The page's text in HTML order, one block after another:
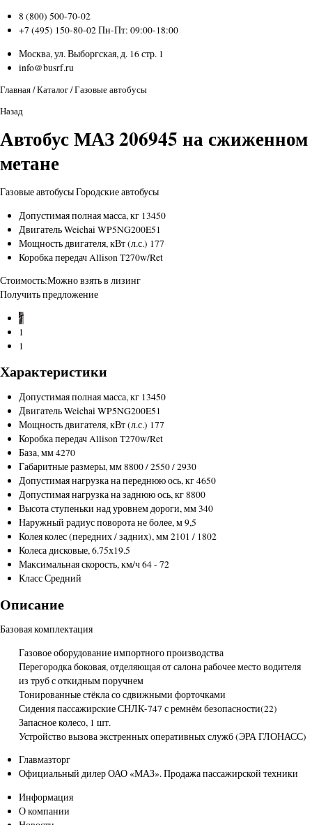
8 (800) 500-70-02
+7 (495) 150-80-02Пн-Пт: 09:00-18:00
Москва, ул. Выборгская, д. 16 стр. 1
info@busrf.ru
Главная/Каталог/Газовые автобусы
Назад
Автобус МАЗ 206945 на сжиженном
метане
Газовые автобусыГородские автобусы
Допустимая полная масса, кг 13450
ДвигательWeichai WP5NG200E51
Мощность двигателя, кВт (л.с.) 177
Коробка передач Allison T270w/Ret
Стоимость:Можно взять в лизинг
Получить предложение
1
1
1
Характеристики
Допустимая полная масса, кг 13450
ДвигательWeichai WP5NG200E51
Мощность двигателя, кВт (л.с.) 177
Коробка передачAllison T270w/Ret
База, мм4270
Габаритные размеры, мм8800 / 2550 / 2930
Допустимая нагрузка на переднюю ось, кг4650
Допустимая нагрузка на заднюю ось, кг8800
Высота ступеньки над уровнем дороги, мм340
Наружный радиус поворота не более, м9,5
Колея колес (передних / задних), мм2101 / 1802
Колесадисковые, 6.75х19.5
Максимальная скорость, км/ч64 - 72
КлассСредний
Описание
Базовая комплектация
Газовое оборудование импортного производства
Перегородка боковая, отделяющая от салона рабочее место водителя
из труб с откидным поручнем
Тонированные стёкла со сдвижными форточками
Сидения пассажирские СНЛК-747 с ремнём безопасности(22)
Запасное колесо, 1 шт.
Устройство вызова экстренных оперативных служб (ЭРА ГЛОНАСС)
Главмазторг
Официальный дилер ОАО «МАЗ». Продажа пассажирской техники
Информация
О компании